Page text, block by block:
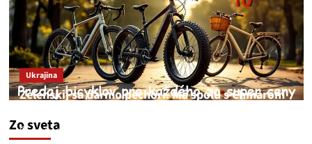
Zo sveta
Ukrajina
Zelenskij sa darmo pechorí. Má spolu s Chmarom
medvedar